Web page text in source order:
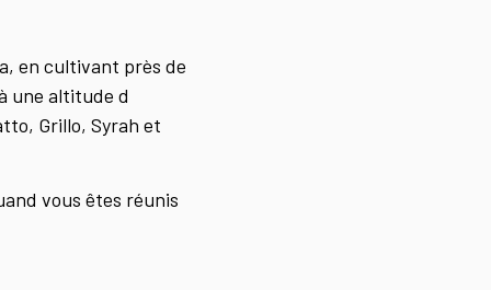
en cultivant près de
une altitude d
Grillo, Syrah et
vous êtes réunis